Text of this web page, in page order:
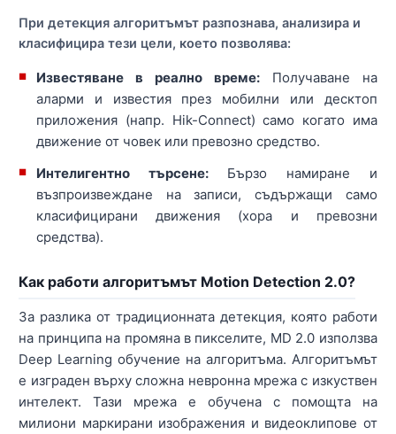
При детекция алгоритъмът разпознава, анализира и
класифицира тези цели, което позволява:
Известяване в реално време:Получаване на
аларми и известия през мобилни или десктоп
приложения (напр. Hik-Connect) само когато има
движение от човек или превозно средство.
Интелигентно търсене:Бързо намиране и
възпроизвеждане на записи, съдържащи само
класифицирани движения (хора и превозни
средства).
Как работи алгоритъмът Motion Detection 2.0?
За разлика от традиционната детекция, която работи
на принципа на промяна в пикселите, MD 2.0 използва
Deep Learning обучение на алгоритъма. Алгоритъмът
е изграден върху сложна невронна мрежа с изкуствен
интелект. Тази мрежа е обучена с помощта на
милиони маркирани изображения и видеоклипове от